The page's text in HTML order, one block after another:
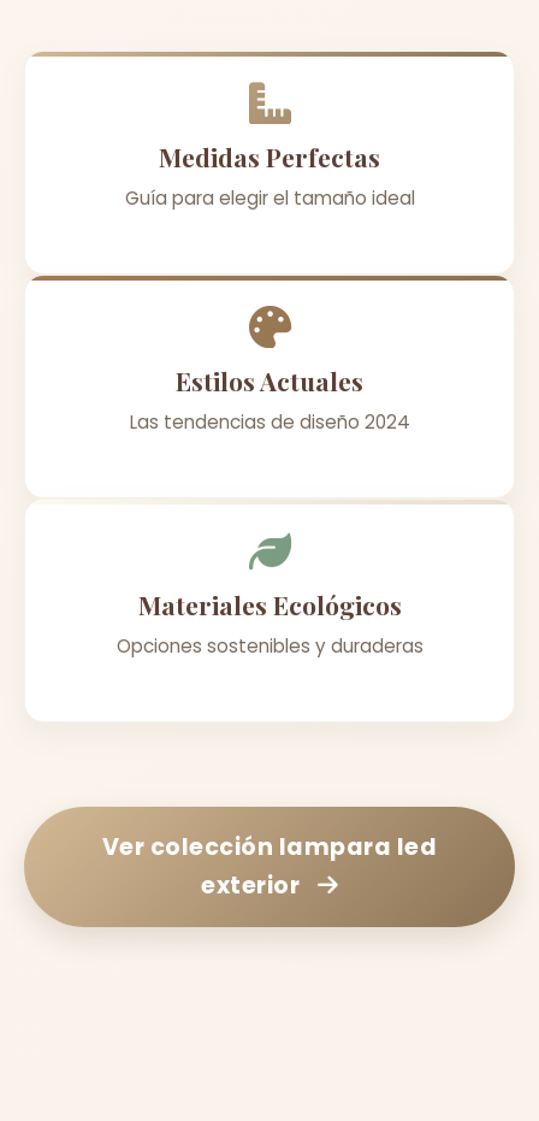
Medidas Perfectas
Guía para elegir el tamaño ideal
Estilos Actuales
Las tendencias de diseño 2024
Materiales Ecológicos
Opciones sostenibles y duraderas
Ver colección lampara led
exterior